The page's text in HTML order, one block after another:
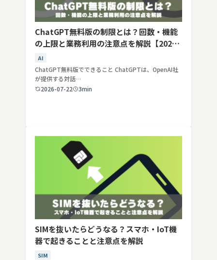
ChatGPT無料版の制限とは？回数・機能
の上限と業務利用の注意点を解説【2026
年最新】
AI
ChatGPT無料版でできること ChatGPTは、OpenAI社
が提供する対話…
2026-07-22
3min
SIMを抜いたらどうなる？スマホ・IoT機
器で起きることと注意点を解説
SIM